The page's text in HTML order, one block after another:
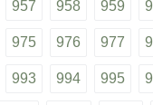
957 958 959
975 976 977
993 994 995